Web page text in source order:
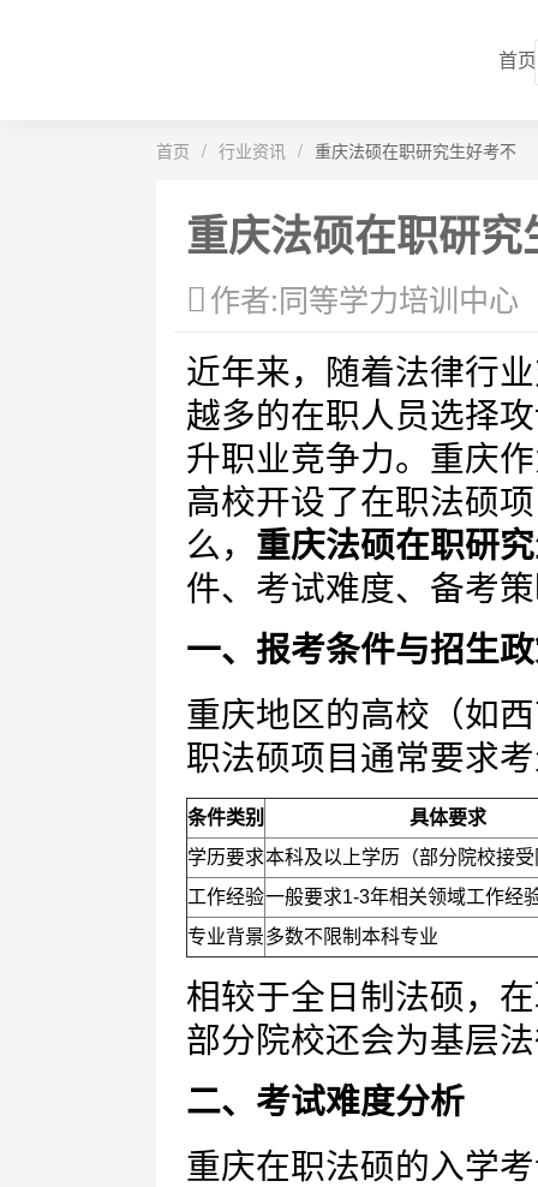
首页
首页 / 行业资讯 / 重庆法硕在职研究生好考不
重庆法硕在职研究
作者:同等学力培训中心
近年来，随着法律行
越多的在职人员选择
升职业竞争力。重庆
高校开设了在职法硕
么， 重庆法硕在职研
件、考试难度、备考
一、报考条件与招生
重庆地区的高校（如
职法硕项目通常要求
条件类别
具体要求
学历要求本科及以上学历（部分院校接
工作经验一般要求1-3年相关领域工作经
专业背景多数不限制本科专业
相较于全日制法硕，
部分院校还会为基层
二、考试难度分析
重庆在职法硕的入学